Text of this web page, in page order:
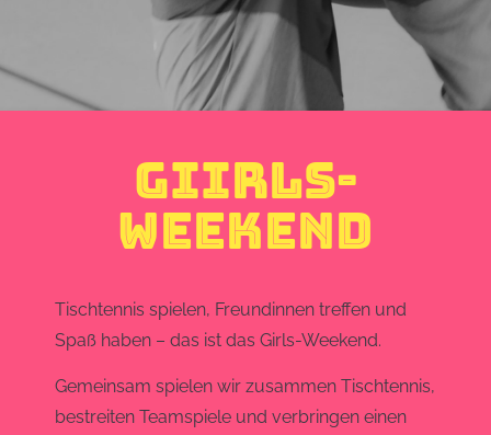
GIIRLS-
WEEKEND
Tischtennis spielen, Freundinnen treffen und
Spaß haben – das ist das Girls-Weekend.
Gemeinsam spielen wir zusammen Tischtennis,
bestreiten Teamspiele und verbringen einen